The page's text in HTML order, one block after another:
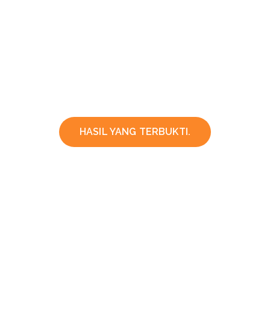
HASIL YANG TERBUKTI.